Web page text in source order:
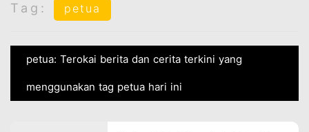
Tag: petua
petua: Terokai berita dan cerita terkini yang
menggunakan tag petua hari ini